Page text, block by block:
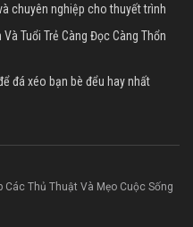
chuyên nghiệp cho thuyết trình
Tuổi Trẻ Càng Đọc Càng Thổn
đá xéo bạn bè đểu hay nhất
Các Thủ Thuật Và Mẹo Cuộc Sống